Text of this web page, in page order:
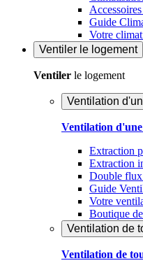
Guide
Votre
Ventiler le logement
Ventiler le logement
Ventilation
Ventilation d'une
Extraction
Extraction
Double flux
Guide
Votre
Boutique
Ventilation de
Ventilation de